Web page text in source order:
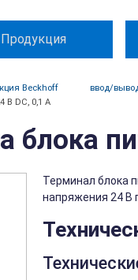
Продукция
Beckhoff ввод/
В DC, 0,1 А
Терминал блока
напряжения 24 В